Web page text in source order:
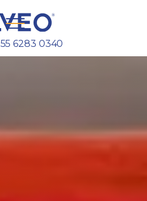
55 6283 0340